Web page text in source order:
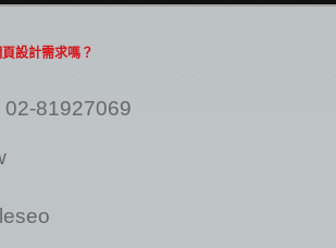
設計需求嗎？
02-81927069